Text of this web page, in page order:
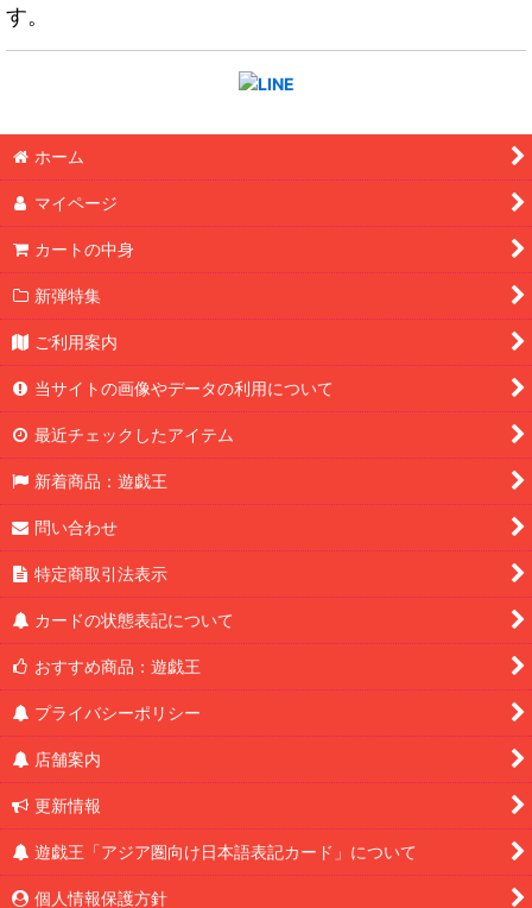
す。
ホーム
マイページ
カートの中身
新弾特集
ご利用案内
当サイトの画像やデータの利用について
最近チェックしたアイテム
新着商品：遊戯王
問い合わせ
特定商取引法表示
カードの状態表記について
おすすめ商品：遊戯王
プライバシーポリシー
店舗案内
更新情報
遊戯王「アジア圏向け日本語表記カード」について
個人情報保護方針